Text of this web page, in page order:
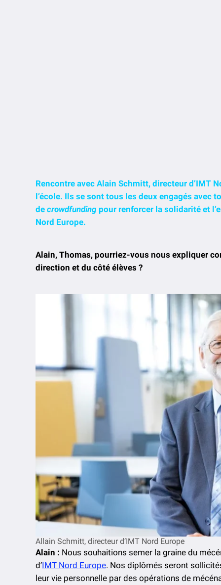
Rencontre avec Alain Schmitt, directeur d’IMT
l’école. Ils se sont tous les deux engagés avec
de crowdfunding pour renforcer la solidarité et
Nord Europe.
Alain, Thomas, pourriez-vous nous expliquer
direction et du côté élèves ?
Allain Schmitt, directeur d’IMT Nord Europe
Alain : Nous souhaitions semer la graine du
d’IMT Nord Europe. Nos diplômés seront
leur vie personnelle par des opérations de